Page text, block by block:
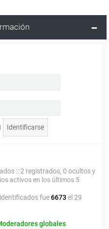
:: 2 registrados, 0 ocultos y
activos en los últimos 5
fue6673 el 29
globales